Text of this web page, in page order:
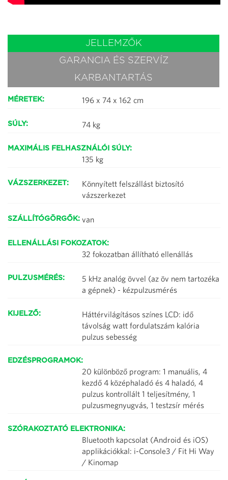
JELLEMZŐK
GARANCIA ÉS SZERVÍZ
KARBANTARTÁS
MÉRETEK: 196 x 74 x 162 cm
SÚLY: 74 kg
MAXIMÁLIS FELHASZNÁLÓI SÚLY:
135 kg
VÁZSZERKEZET:
Könnyített felszállást biztosító
vázszerkezet
SZÁLLÍTÓGÖRGŐK: van
ELLENÁLLÁSI FOKOZATOK:
32 fokozatban állítható ellenállás
PULZUSMÉRÉS:
5 kHz analóg övvel (az öv nem tartozéka
a gépnek) - kézpulzusmérés
KIJELZŐ:
Háttérvilágításos színes LCD: idő
távolság watt fordulatszám kalória
pulzus sebesség
EDZÉSPROGRAMOK:
20 különböző program: 1 manuális, 4
kezdő 4 középhaladó és 4 haladó, 4
pulzus kontrollált 1 teljesítmény, 1
pulzusmegnyugvás, 1 testzsír mérés
SZÓRAKOZTATÓ ELEKTRONIKA:
Bluetooth kapcsolat (Android és iOS)
applikációkkal: i-Console3 / Fit Hi Way
/ Kinomap